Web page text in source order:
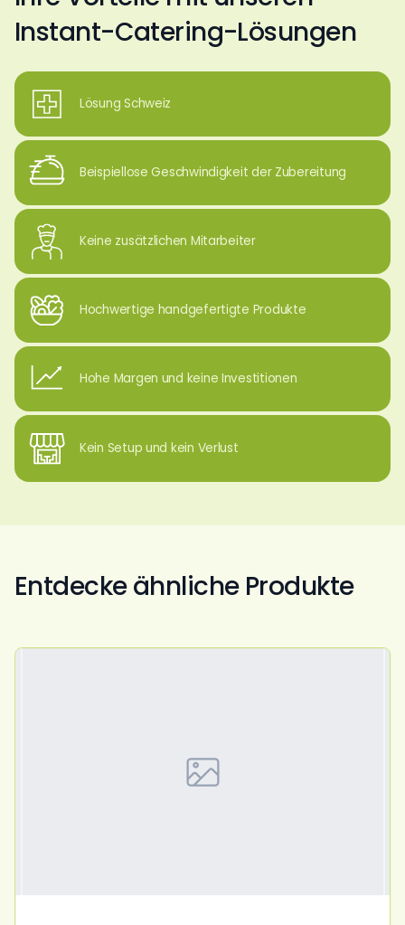
Instant-Catering-Lösungen
Lösung Schweiz
Beispiellose Geschwindigkeit der Zubereitung
Keine zusätzlichen Mitarbeiter
Hochwertige handgefertigte Produkte
Hohe Margen und keine Investitionen
Kein Setup und kein Verlust
Entdecke ähnliche Produkte